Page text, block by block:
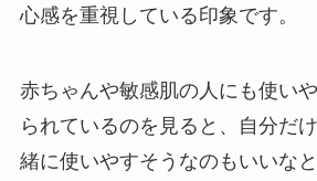
心感を重視している印象です。
赤ちゃんや敏感肌の人にも使い
られているのを見ると、自分だ
緒に使いやすそうなのもいいなと